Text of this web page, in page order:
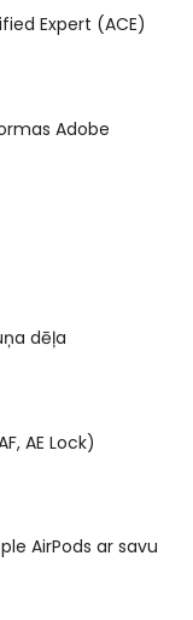
Expert (ACE)
Adobe
dēļa
AE Lock)
AirPods ar savu